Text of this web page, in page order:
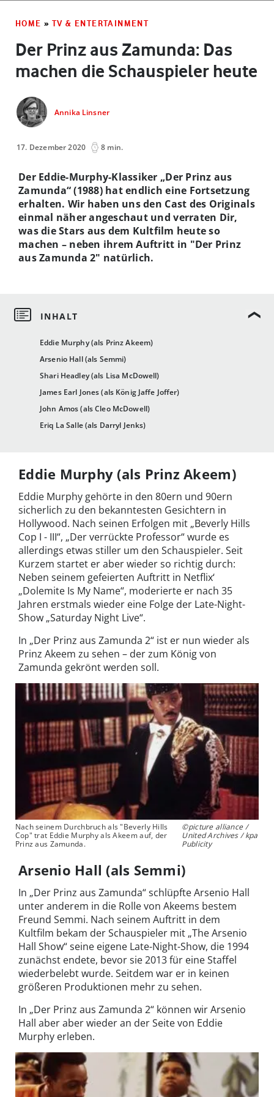
HOME » TV & ENTERTAINMENT
Der Prinz aus Zamunda: Das
machen die Schauspieler heute
Annika Linsner
17. Dezember 2020 8 min.
Eddie Murphy (als Prinz Akeem)
Arsenio Hall (als Semmi)
Shari Headley (als Lisa McDowell)
James Earl Jones (als König Jaffe Joffer)
John Amos (als Cleo McDowell)
Eriq La Salle (als Darryl Jenks)
Der Eddie-Murphy-Klassiker „Der Prinz aus
Zamunda“ (1988) hat endlich eine Fortsetzung
erhalten. Wir haben uns den Cast des Originals
einmal näher angeschaut und verraten Dir,
was die Stars aus dem Kultfilm heute so
machen – neben ihrem Auftritt in "Der Prinz
aus Zamunda 2" natürlich.
Eddie Murphy (als Prinz Akeem)
Eddie Murphy gehörte in den 80ern und 90ern
sicherlich zu den bekanntesten Gesichtern in
Hollywood. Nach seinen Erfolgen mit „Beverly Hills
Cop I - III“, „Der verrückte Professor“ wurde es
allerdings etwas stiller um den Schauspieler. Seit
Kurzem startet er aber wieder so richtig durch:
Neben seinem gefeierten Auftritt in Netflix‘
„Dolemite Is My Name“, moderierte er nach 35
Jahren erstmals wieder eine Folge der Late-Night-
Show „Saturday Night Live“.
In „Der Prinz aus Zamunda 2“ ist er nun wieder als
Prinz Akeem zu sehen – der zum König von
Zamunda gekrönt werden soll.
Nach seinem Durchbruch als "Beverly Hills
Cop" trat Eddie Murphy als Akeem auf, der
Prinz aus Zamunda.
©picture alliance /
United Archives / kpa
Publicity
Arsenio Hall (als Semmi)
In „Der Prinz aus Zamunda“ schlüpfte Arsenio Hall
unter anderem in die Rolle von Akeems bestem
Freund Semmi. Nach seinem Auftritt in dem
Kultfilm bekam der Schauspieler mit „The Arsenio
Hall Show“ seine eigene Late-Night-Show, die 1994
zunächst endete, bevor sie 2013 für eine Staffel
wiederbelebt wurde. Seitdem war er in keinen
größeren Produktionen mehr zu sehen.
In „Der Prinz aus Zamunda 2“ können wir Arsenio
Hall aber aber wieder an der Seite von Eddie
Murphy erleben.